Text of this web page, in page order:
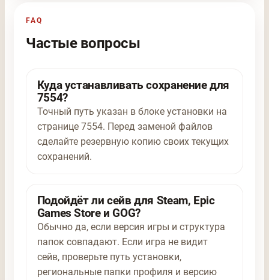
FAQ
Частые вопросы
Куда устанавливать сохранение для
7554?
Точный путь указан в блоке установки на
странице 7554. Перед заменой файлов
сделайте резервную копию своих текущих
сохранений.
Подойдёт ли сейв для Steam, Epic
Games Store и GOG?
Обычно да, если версия игры и структура
папок совпадают. Если игра не видит
сейв, проверьте путь установки,
региональные папки профиля и версию